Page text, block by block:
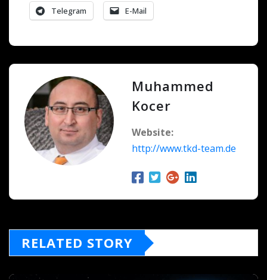
Telegram E-Mail
Muhammed
Kocer
Website:
http://www.tkd-team.de
RELATED STORY